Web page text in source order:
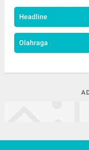
Headline
Olahraga